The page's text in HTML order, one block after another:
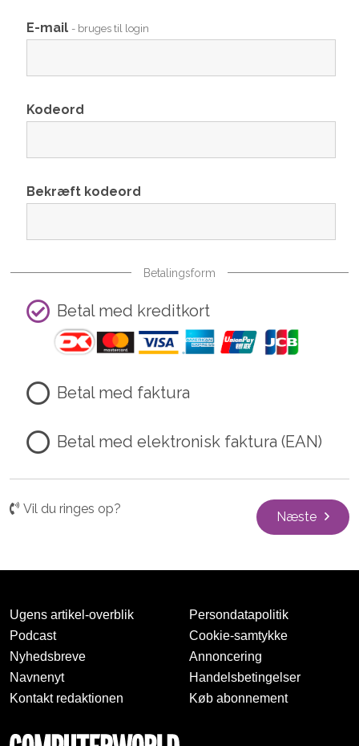
E-mail - bruges til login
Kodeord
Bekræft kodeord
Betalingsform
Betal med kreditkort
Betal med faktura
Betal med elektronisk faktura (EAN)
Vil du ringes op?
Næste
Ugens artikel-overblik
Podcast
Nyhedsbreve
Navnenyt
Kontakt redaktionen
Persondatapolitik
Cookie-samtykke
Annoncering
Handelsbetingelser
Køb abonnement